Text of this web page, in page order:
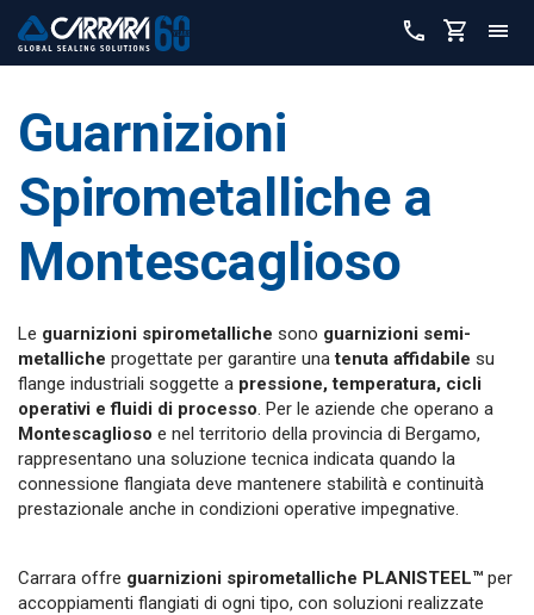
Guarnizioni
Spirometalliche a
Montescaglioso
Le guarnizioni spirometalliche sono guarnizioni semi-
metalliche progettate per garantire unatenuta affidabile su
flange industriali soggette a pressione, temperatura, cicli
operativi e fluidi di processo . Per le aziende che operano a
Montescaglioso e nel territorio della provincia di Bergamo,
rappresentano una soluzione tecnica indicata quando la
connessione flangiata deve mantenere stabilità e continuità
prestazionale anche in condizioni operative impegnative.
Carrara offre guarnizioni spirometalliche PLANISTEEL™ per
accoppiamenti flangiati di ogni tipo, con soluzioni realizzate